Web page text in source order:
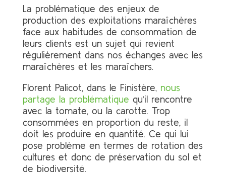
La problématique des enjeux de
production des exploitations maraîchères
face aux habitudes de consommation de
leurs clients est un sujet qui revient
régulièrement dans nos échanges avec les
maraîchères et les maraîchers.
Florent Palicot, dans le Finistère, nous
partage la problématique qu’il rencontre
avec la tomate, ou la carotte. Trop
consommées en proportion du reste, il
doit les produire en quantité. Ce qui lui
pose problème en termes de rotation des
cultures et donc de préservation du sol et
de biodiversité.